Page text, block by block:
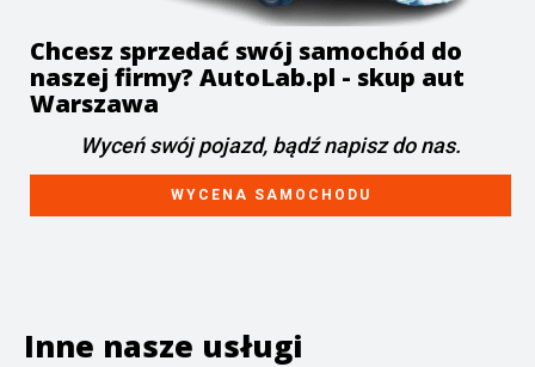
Chcesz sprzedać swój samochód do
naszej firmy? AutoLab.pl - skup aut
Warszawa
Wyceń swój pojazd, bądź napisz do nas.
WYCENA SAMOCHODU
Inne nasze usługi